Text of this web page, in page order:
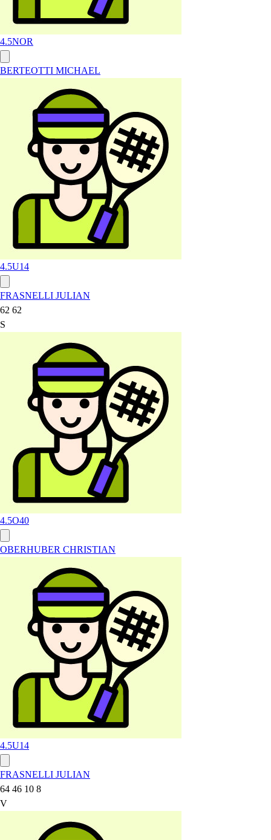
4.5NOR
BERTEOTTI MICHAEL
4.5U14
FRASNELLI JULIAN
62 62
S
4.5O40
OBERHUBER CHRISTIAN
4.5U14
FRASNELLI JULIAN
64 46 10 8
V